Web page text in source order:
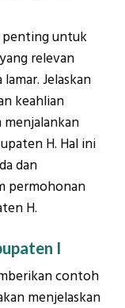
penting untuk
relevan
Jelaskan
keahlian
menjalankan
H. Hal ini
dan
permohonan
H.
I
contoh
menjelaskan